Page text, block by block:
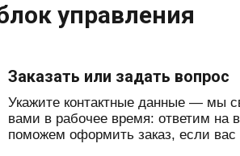
управления
Заказать или задать вопрос
Укажите контактные данные — мы
вами в рабочее время: ответим на
поможем оформить заказ, если вас